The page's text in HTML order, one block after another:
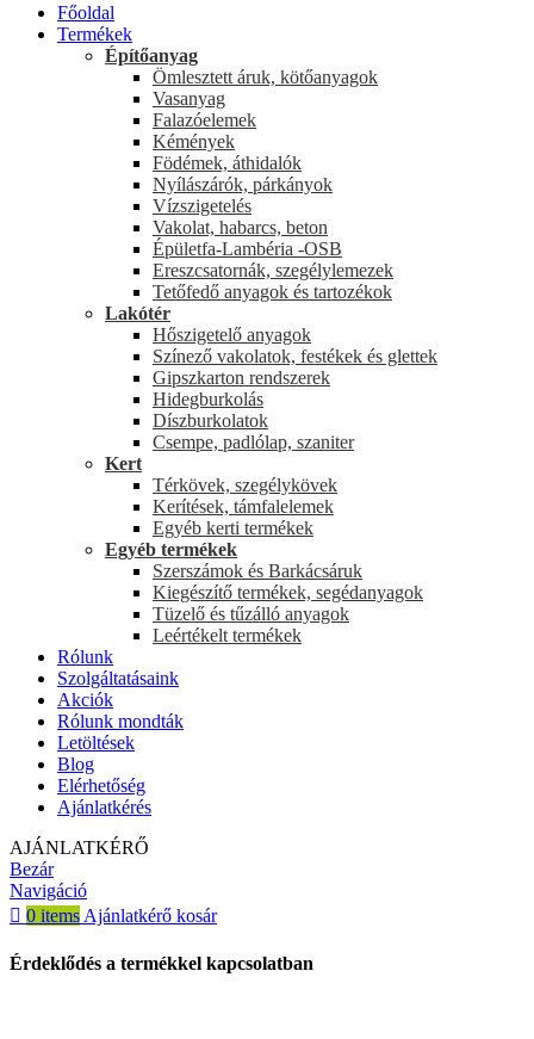
Főoldal
Termékek
Építőanyag
Ömlesztett áruk, kötőanyagok
Vasanyag
Falazóelemek
Kémények
Födémek, áthidalók
Nyílászárók, párkányok
Vízszigetelés
Vakolat, habarcs, beton
Épületfa-Lambéria -OSB
Ereszcsatornák, szegélylemezek
Tetőfedő anyagok és tartozékok
Lakótér
Hőszigetelő anyagok
Színező vakolatok, festékek és glettek
Gipszkarton rendszerek
Hidegburkolás
Díszburkolatok
Csempe, padlólap, szaniter
Kert
Térkövek, szegélykövek
Kerítések, támfalelemek
Egyéb kerti termékek
Egyéb termékek
Szerszámok és Barkácsáruk
Kiegészítő termékek, segédanyagok
Tüzelő és tűzálló anyagok
Leértékelt termékek
Rólunk
Szolgáltatásaink
Akciók
Rólunk mondták
Letöltések
Blog
Elérhetőség
Ajánlatkérés
AJÁNLATKÉRŐ
Bezár
Navigáció
0 items Ajánlatkérő kosár
Érdeklődés a termékkel kapcsolatban